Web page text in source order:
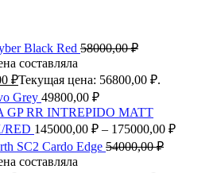
Black Red 58000,00₽
составляла
₽Текущая цена: 56800,00 ₽.
Grey 49800,00 ₽
RR INTREPIDO MATT
RED 145000,00 ₽ – 175000,00 ₽
SC2 Cardo Edge 54000,00₽
составляла